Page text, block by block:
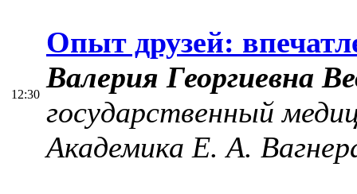
12:30
Опыт друзей:
Валерия Георгиевна
государственный
Академика Е. А.